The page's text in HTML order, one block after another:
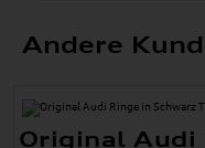
Andere
Original Audi